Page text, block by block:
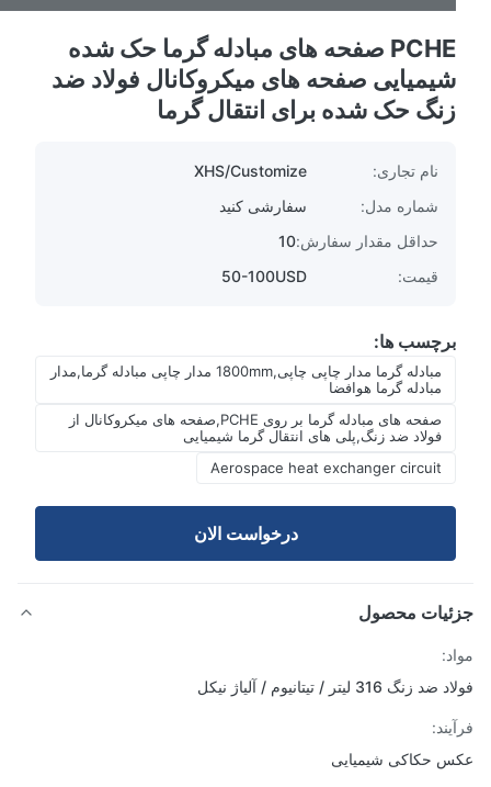
PCHE صفحه های مبادله گرما حک شده
شیمیایی صفحه های میکروکانال فولاد ضد
زنگ حک شده برای انتقال گرما
نام تجاری:
XHS/Customize
شماره مدل:
سفارشی کنید
حداقل مقدار سفارش:10
قیمت:
50-100USD
برچسب ها:
مبادله گرما مدار چاپی چاپی,1800mm مدار چاپی مبادله گرما,مدار
مبادله گرما هوافضا
صفحه های مبادله گرما بر روی PCHE,صفحه های میکروکانال از
فولاد ضد زنگ,پلی های انتقال گرما شیمیایی
Aerospace heat exchanger circuit
درخواست الان
محصول
316 لیتر / تیتانیوم / آلیاژ نیکل
حکاکی شیمیایی